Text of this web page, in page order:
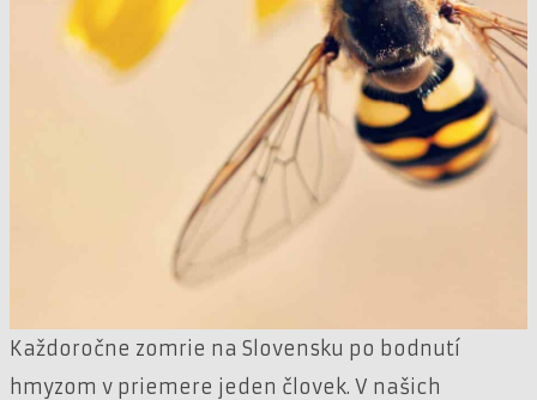
Každoročne zomrie na Slovensku po bodnutí
hmyzom v priemere jeden človek. V našich